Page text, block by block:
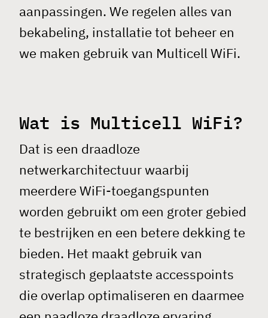
aanpassingen. We regelen alles van
bekabeling, installatie tot beheer en
we maken gebruik van Multicell WiFi.
Wat is Multicell WiFi?
Dat is een draadloze
netwerkarchitectuur waarbij
meerdere WiFi-toegangspunten
worden gebruikt om een groter gebied
te bestrijken en een betere dekking te
bieden. Het maakt gebruik van
strategisch geplaatste accesspoints
die overlap optimaliseren en daarmee